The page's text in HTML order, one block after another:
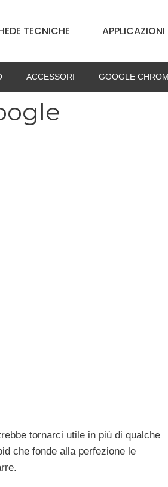
TECNICHE APPLICAZIONI
ACCESSORI GOOGLE
tornarci utile in più di qualche
che fonde alla perfezione le